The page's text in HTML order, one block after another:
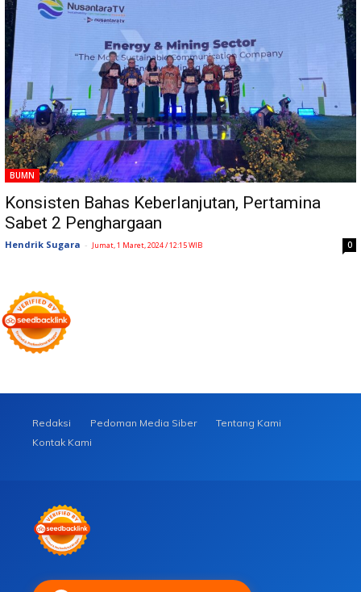
BUMN
Konsisten Bahas Keberlanjutan, Pertamina
Sabet 2 Penghargaan
Hendrik Sugara - Jumat, 1 Maret, 2024 / 12:15 WIB 0
Redaksi Pedoman Media Siber
Tentang Kami
Kontak Kami